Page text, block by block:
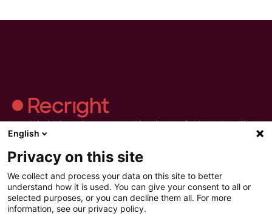
Recright hjälper dig att göra evidensbaserad rekrytering till en
del av vardagen.Strukturera urvalet, håll bättre intervjuer och
fatta beslut du kan lita på.
Recright Produkter
English
Privacy on this site
We collect and process your data on this site to better
understand how it is used. You can give your consent to all or
selected purposes, or you can decline them all. For more
information, see our privacy policy.